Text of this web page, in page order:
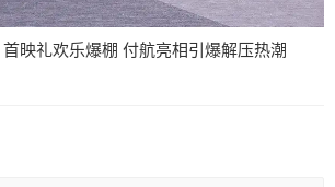
首映礼欢乐爆棚 付航亮相引爆解压热潮